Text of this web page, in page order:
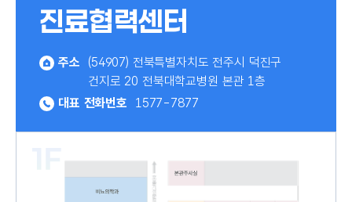
진료협력센터
주소
(54907) 전북특별자치도 전주시 덕진구
건지로 20 전북대학교병원 본관 1층
대표 전화번호
1577-7877